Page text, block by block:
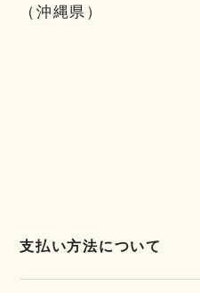
（沖縄県）
支払い方法について